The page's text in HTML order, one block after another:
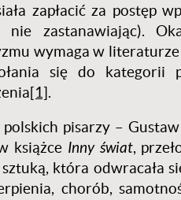
zapłacić za postęp
zastanawiając).
wymaga w
się do
[1].
pisarzy –
książce Inny świat,
która odwracała
chorób,